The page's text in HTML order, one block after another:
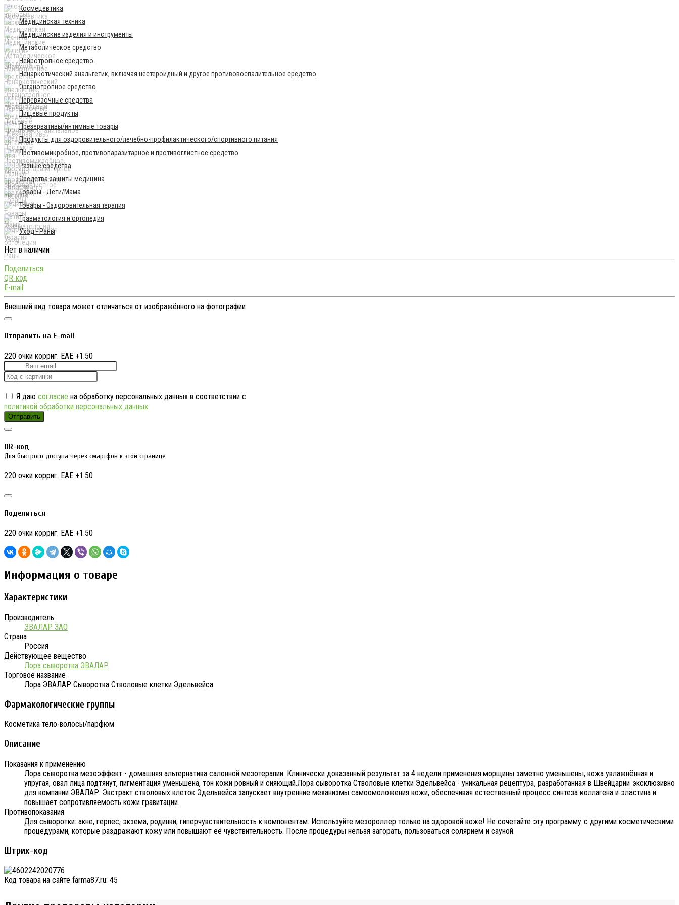
Космецевтика
Медицинская техника
Медицинские изделия и инструменты
Метаболическое средство
Нейротропное средство
Ненаркотический анальгетик, включая нестероидный и другое противовоспалительное средство
Органотропное средство
Перевязочные средства
Пищевые продукты
Презервативы/интимные товары
Продукты для оздоровительного/лечебно-профилактического/спортивного питания
Противомикробное, противопаразитарное и противоглистное средство
Разные средства
Средства защиты медицина
Товары - Дети/Мама
Товары - Оздоровительная терапия
Травматология и ортопедия
Уход - Раны
Нет в наличии
Поделиться
QR-код
E-mail
Внешний вид товара может отличаться от изображённого на фотографии
Отправить на E-mail
220 очки корриг. EAE +1.50
Я даю согласие на обработку персональных данных в соответствии с
политикой обработки персональных данных
Отправить
QR-код
Для быстрого доступа через смартфон к этой странице
220 очки корриг. EAE +1.50
Поделиться
220 очки корриг. EAE +1.50
Информация о товаре
Характеристики
Производитель
ЭВАЛАР ЗАО
Страна
Россия
Действующее вещество
Лора сыворотка ЭВАЛАР
Торговое название
Лора ЭВАЛАР Сыворотка Стволовые клетки Эдельвейса
Фармакологические группы
Косметика тело-волосы/парфюм
Описание
Показания к применению
Лора сыворотка мезоэффект - домашняя альтернатива салонной мезотерапии. Клинически доказанный результат за 4 недели применения:морщины заметно уменьшены, кожа увлажнённая и
упругая, овал лица подтянут, пигментация уменьшена, тон кожи ровный и сияющий.Лора сыворотка Стволовые клетки Эдельвейса - уникальная рецептура, разработанная в Швейцарии эксклюзивно
для компании ЭВАЛАР. Экстракт стволовых клеток Эдельвейса запускает внутренние механизмы самоомоложения кожи, обеспечивая естественный процесс синтеза коллагена и эластина и
повышает сопротивляемость кожи гравитации.
Противопоказания
Для сыворотки: акне, герпес, экзема, родинки, гиперчувствительность к компонентам. Используйте мезороллер только на здоровой коже! Не сочетайте эту программу с другими косметическими
процедурами, которые раздражают кожу или повышают её чувствительность. После процедуры нельзя загорать, пользоваться солярием и сауной.
Штрих-код
Код товара на сайте farma87.ru: 45